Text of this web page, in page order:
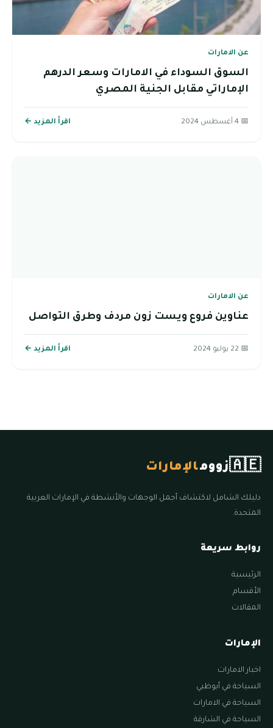
عن الامارات
السوق السوداء في الامارات وسعر الدرهم
الإماراتي مقابل الجنية المصري
📅 4 أغسطس 2024 اقرأ المزيد ←
عن الامارات
عناوين فروع ويست زون مردف وطرق التواصل
📅 22 يوليو 2024 اقرأ المزيد ←
🇦🇪زوومالإمارات
دليلك الشامل لاكتشاف أجمل الوجهات والأنشطة في الإمارات العربية
المتحدة.
روابط سريعة
الرئيسية
الأقسام
المقالات
الإمارات
اخبار الامارات
السياحة في أبوظبي
السياحة في الامارات
السياحة في الشارقة